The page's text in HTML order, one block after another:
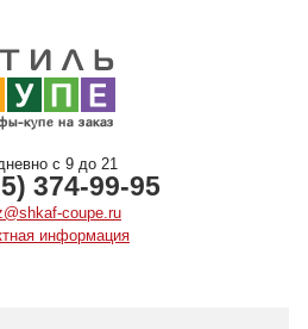
с 9 до 21
374-99-95
coupe.ru
информация